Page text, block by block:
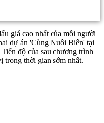
giá cao nhất của mỗi người
dự án 'Cùng Nuôi Biển' tại
độ của sau chương trình
trong thời gian sớm nhất.